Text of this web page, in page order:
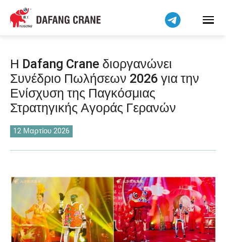
Η Dafang Crane διοργανώνει
Συνέδριο Πωλήσεων 2026 για την
Ενίσχυση της Παγκόσμιας
Στρατηγικής Αγοράς Γερανών
12 Μαρτίου 2026
Bahasa Indonesia
Bahasa Melayu
বাংলা
فارسی
Pilipino
اردو
Українська
Čeština
Kiswahili
Dansk
Norsk
O‘zbekcha